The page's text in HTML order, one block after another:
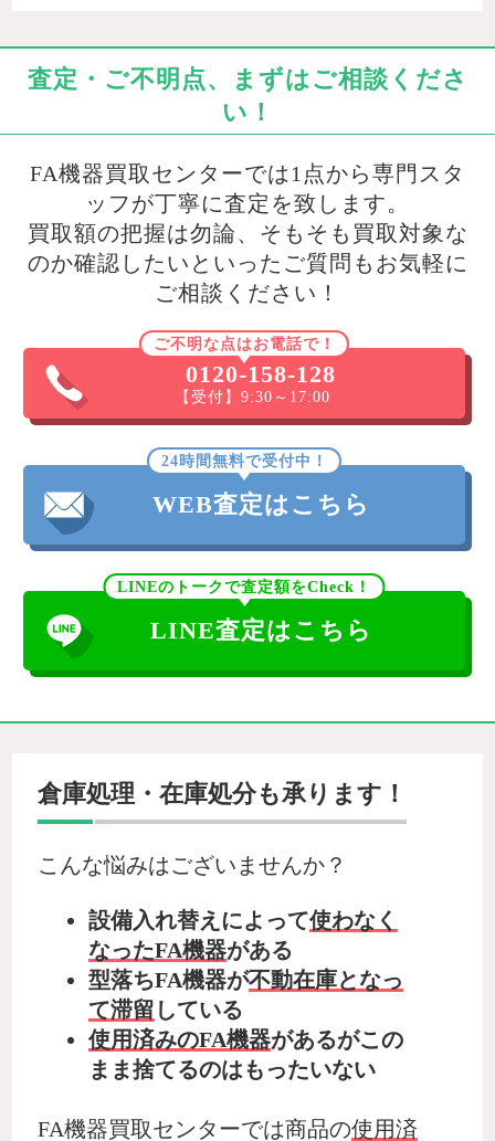
査定・ご不明点、まずはご相談くださ
い！
FA機器買取センターでは1点から専門スタ
ッフが丁寧に査定を致します。
買取額の把握は勿論、そもそも買取対象な
のか確認したいといったご質問もお気軽に
ご相談ください！
ご不明な点はお電話で！
0120-158-128
【受付】9:30～17:00
24時間無料で受付中！
WEB査定はこちら
LINEのトークで査定額をCheck！
LINE査定はこちら
倉庫処理・在庫処分も承ります！
こんな悩みはございませんか？
設備入れ替えによって使わなく
なったFA機器がある
型落ちFA機器が不動在庫となっ
て滞留 している
使用済みのFA機器があるがこの
まま捨てるのはもったいない
FA機器買取センターでは商品の使用済